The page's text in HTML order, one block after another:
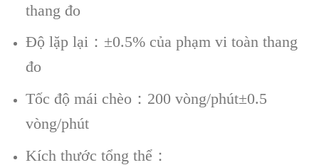
thang đo
Độ lặp lại：±0.5% của phạm vi toàn thang
đo
Tốc độ mái chèo：200 vòng/phút±0.5
vòng/phút
Kích thước tổng thể：